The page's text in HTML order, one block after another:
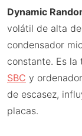
Dynamic
volátil de alta
condensador
constante. Es la
SBC y
de escasez,
placas.